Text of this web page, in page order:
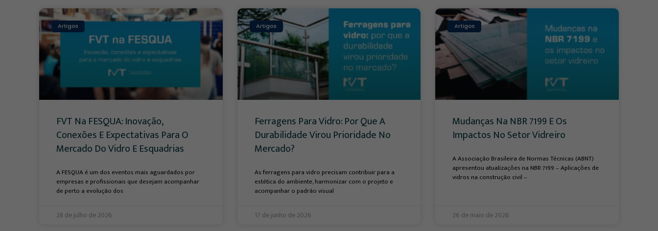
Artigos
FVT Na FESQUA: Inovação,
Conexões E Expectativas Para O
Mercado Do Vidro E Esquadrias
A FESQUA é um dos eventos mais aguardados por
empresas e profissionais que desejam acompanhar
de perto a evolução dos
28 de julho de 2026
Artigos
Ferragens Para Vidro: Por Que A
Durabilidade Virou Prioridade No
Mercado?
As ferragens para vidro precisam contribuir para a
estética do ambiente, harmonizar com o projeto e
acompanhar o padrão visual
17 de junho de 2026
Artigos
Mudanças Na NBR 7199 E Os
Impactos No Setor Vidreiro
A Associação Brasileira de Normas Técnicas (ABNT)
apresentou atualizações na NBR 7199 – Aplicações de
vidros na construção civil –
26 de maio de 2026